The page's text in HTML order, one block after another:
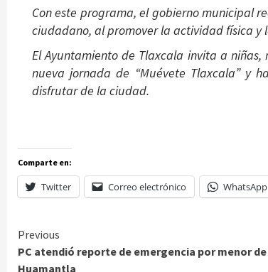
Con este programa, el gobierno municipal
ciudadano, al promover la actividad física y
El Ayuntamiento de Tlaxcala invita a
nueva jornada de “Muévete Tlaxcala” y
disfrutar de la ciudad.
Comparte en:
Twitter Correo electrónico WhatsApp
Continue
Reading
Previous
PC atendió reporte de emergencia por menor de
Huamantla